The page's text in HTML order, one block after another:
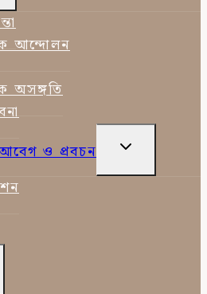
আন্দোলন
অসঙ্গতি
ও প্রবচন
TOGGLE